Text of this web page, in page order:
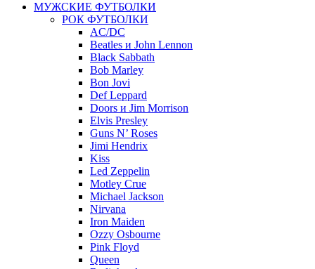
МУЖСКИЕ ФУТБОЛКИ
РОК ФУТБОЛКИ
AC/DC
Beatles и John Lennon
Black Sabbath
Bob Marley
Bon Jovi
Def Leppard
Doors и Jim Morrison
Elvis Presley
Guns N’ Roses
Jimi Hendrix
Kiss
Led Zeppelin
Motley Crue
Michael Jackson
Nirvana
Iron Maiden
Ozzy Osbourne
Pink Floyd
Queen